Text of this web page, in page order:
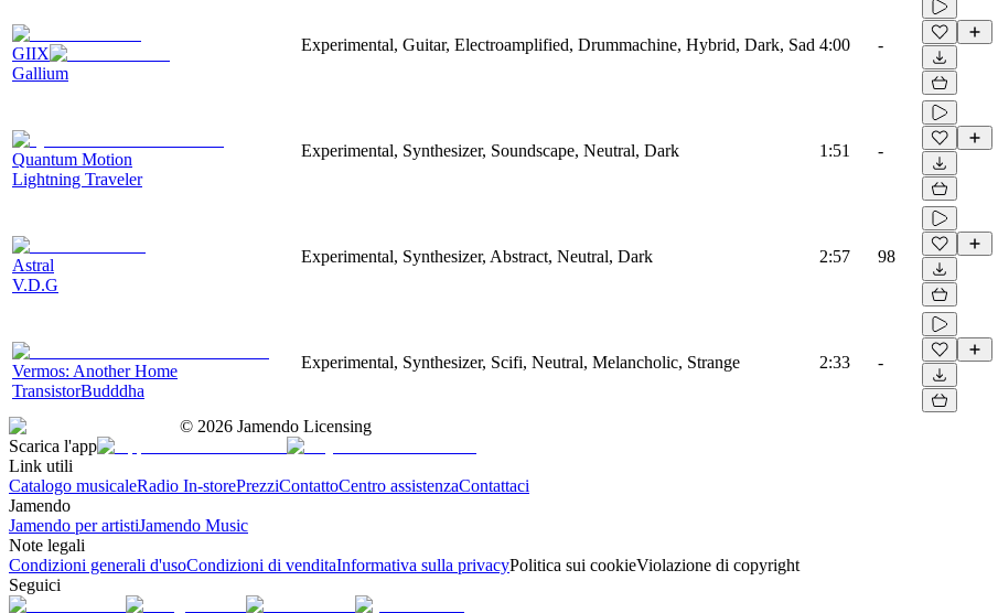
GIIX
Gallium
Experimental, Guitar, Electroamplified, Drummachine, Hybrid, Dark, Sad 4:00 -
Quantum Motion
Lightning Traveler
Experimental, Synthesizer, Soundscape, Neutral, Dark 1:51 -
Astral
V.D.G
Experimental, Synthesizer, Abstract, Neutral, Dark 2:57 98
Vermos: Another Home
TransistorBudddha
Experimental, Synthesizer, Scifi, Neutral, Melancholic, Strange 2:33 -
© 2026 Jamendo Licensing
Scarica l'app
Link utili
Catalogo musicaleRadio In-storePrezziContattoCentro assistenzaContattaci
Jamendo
Jamendo per artistiJamendo Music
Note legali
Condizioni generali d'usoCondizioni di venditaInformativa sulla privacyPolitica sui cookieViolazione di copyright
Seguici